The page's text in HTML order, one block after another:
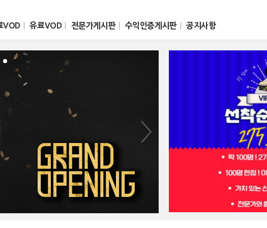
VOD 유료VOD 전문가게시판ㅣ 수익인증게시판ㅣ 공지사항